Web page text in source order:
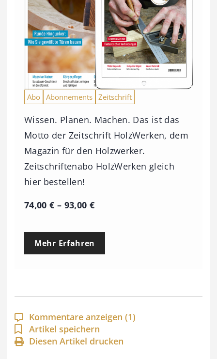
Abo Abonnements Zeitschrift
Wissen. Planen. Machen. Das ist das
Motto der Zeitschrift HolzWerken, dem
Magazin für den Holzwerker.
Zeitschriftenabo HolzWerken gleich
hier bestellen!
74,00€ – 93,00 €P
e
p
a
n
n
Mehr Erfahren
Kommentare anzeigen (1)
Artikel speichern
Diesen Artikel drucken